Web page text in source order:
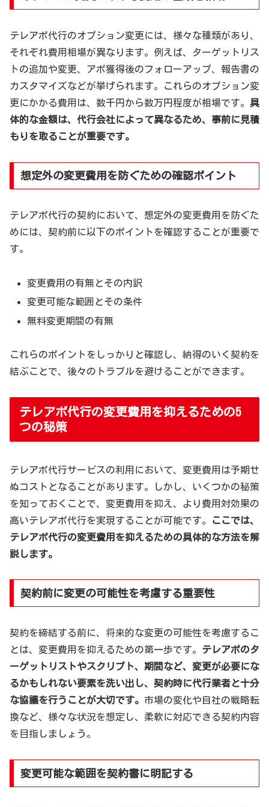
テレアポ代行のオプション変更には、様々な種類があり、
それぞれ費用相場が異なります。例えば、ターゲットリス
トの追加や変更、アポ獲得後のフォローアップ、報告書の
カスタマイズなどが挙げられます。これらのオプション変
更にかかる費用は、数千円から数万円程度が相場です。 具
体的な金額は、代行会社によって異なるため、事前に見積
もりを取ることが重要です。
想定外の変更費用を防ぐための確認ポイント
テレアポ代行の契約において、想定外の変更費用を防ぐた
めには、契約前に以下のポイントを確認することが重要で
す。
変更費用の有無とその内訳
変更可能な範囲とその条件
無料変更期間の有無
これらのポイントをしっかりと確認し、納得のいく契約を
結ぶことで、後々のトラブルを避けることができます。
テレアポ代行の変更費用を抑えるための5
つの秘策
テレアポ代行サービスの利用において、変更費用は予期せ
ぬコストとなることがあります。しかし、いくつかの秘策
を知っておくことで、変更費用を抑え、より費用対効果の
高いテレアポ代行を実現することが可能です。
ここでは、
テレアポ代行の変更費用を抑えるための具体的な方法を解
説します。
契約前に変更の可能性を考慮する重要性
契約を締結する前に、将来的な変更の可能性を考慮するこ
とは、変更費用を抑えるための第一歩です。 テレアポのタ
ーゲットリストやスクリプト、期間など、変更が必要にな
るかもしれない要素を洗い出し、契約時に代行業者と十分
な協議を行うことが大切です。 市場の変化や自社の戦略転
換など、様々な状況を想定し、柔軟に対応できる契約内容
を目指しましょう。
変更可能な範囲を契約書に明記する